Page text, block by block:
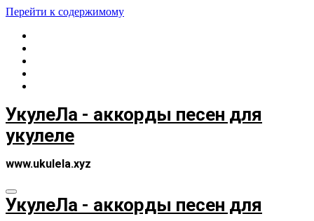
Перейти к содержимому
УкулеЛа - аккорды песен для
укулеле
www.ukulela.xyz
УкулеЛа - аккорды песен для